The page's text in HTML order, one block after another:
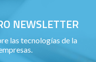
NEWSLETTER
las tecnologías de la